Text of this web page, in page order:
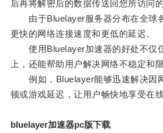
后再将解密后的数据传送回您所访问
由于Bluelayer服务器分布在全球
更快的网络连接速度和更低的延迟。
使用Bluelayer加速器的好处不仅
上，还能帮助用户解决网络不稳定和
例如，Bluelayer能够迅速解决因
顿或游戏延迟，让用户畅快地享受在
bluelayer加速器pc版下载